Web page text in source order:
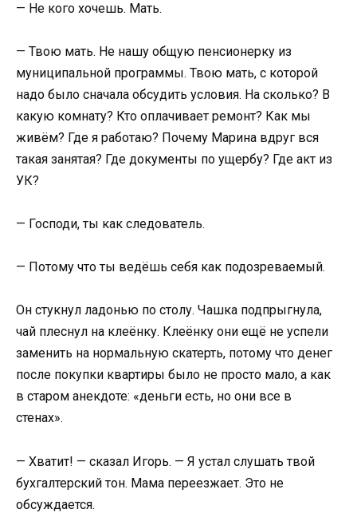
— Не кого хочешь. Мать.
— Твою мать. Не нашу общую пенсионерку из
муниципальной программы. Твою мать, с которой
надо было сначала обсудить условия. На сколько? В
какую комнату? Кто оплачивает ремонт? Как мы
живём? Где я работаю? Почему Марина вдруг вся
такая занятая? Где документы по ущербу? Где акт из
УК?
— Господи, ты как следователь.
— Потому что ты ведёшь себя как подозреваемый.
Он стукнул ладонью по столу. Чашка подпрыгнула,
чай плеснул на клеёнку. Клеёнку они ещё не успели
заменить на нормальную скатерть, потому что денег
после покупки квартиры было не просто мало, а как
в старом анекдоте: «деньги есть, но они все в
стенах».
— Хватит! — сказал Игорь. — Я устал слушать твой
бухгалтерский тон. Мама переезжает. Это не
обсуждается.